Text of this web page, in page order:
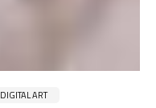
DIGITAL ART